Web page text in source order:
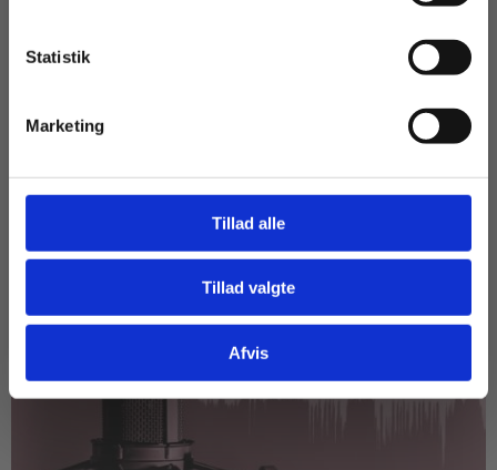
Statistik
Marketing
Tillad alle
Tillad valgte
Afvis
Gå til praxisOnline